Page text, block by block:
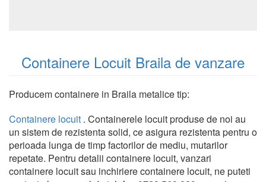
Containere Locuit Braila de vanzare
Producem containere in Braila metalice tip:
Containere locuit . Containerele locuit produse de noi au
un sistem de rezistenta solid, ce asigura rezistenta pentru o
perioada lunga de timp factorilor de mediu, mutarilor
repetate. Pentru detalii containere locuit, vanzari
containere locuit sau inchiriere containere locuit, ne puteti